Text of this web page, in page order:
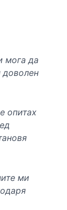
мога да
опитах
ми